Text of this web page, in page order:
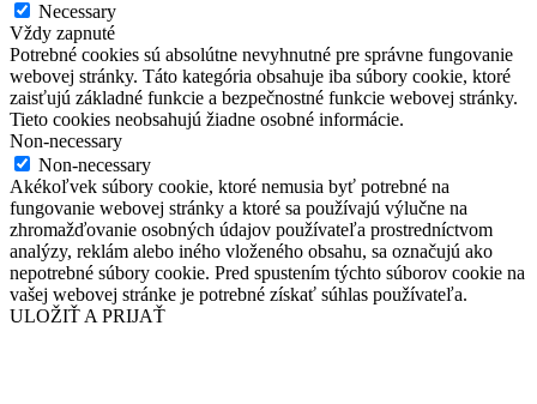
Necessary
Vždy zapnuté
Potrebné cookies sú absolútne nevyhnutné pre správne fungovanie
webovej stránky. Táto kategória obsahuje iba súbory cookie, ktoré
zaisťujú základné funkcie a bezpečnostné funkcie webovej stránky.
Tieto cookies neobsahujú žiadne osobné informácie.
Non-necessary
Non-necessary
Akékoľvek súbory cookie, ktoré nemusia byť potrebné na
fungovanie webovej stránky a ktoré sa používajú výlučne na
zhromažďovanie osobných údajov používateľa prostredníctvom
analýzy, reklám alebo iného vloženého obsahu, sa označujú ako
nepotrebné súbory cookie. Pred spustením týchto súborov cookie na
vašej webovej stránke je potrebné získať súhlas používateľa.
ULOŽIŤ A PRIJAŤ